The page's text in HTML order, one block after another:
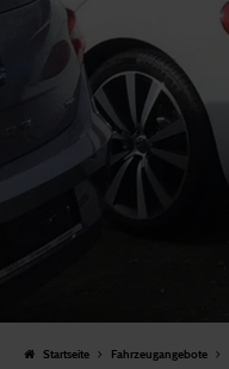
Startseite Fahrzeugangebote